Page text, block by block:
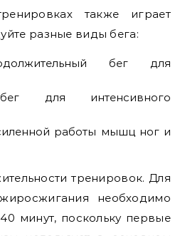
также играет
разные виды бега:
бег для
для интенсивного
работы мышц ног и
тренировок. Для
необходимо
минут, поскольку первые